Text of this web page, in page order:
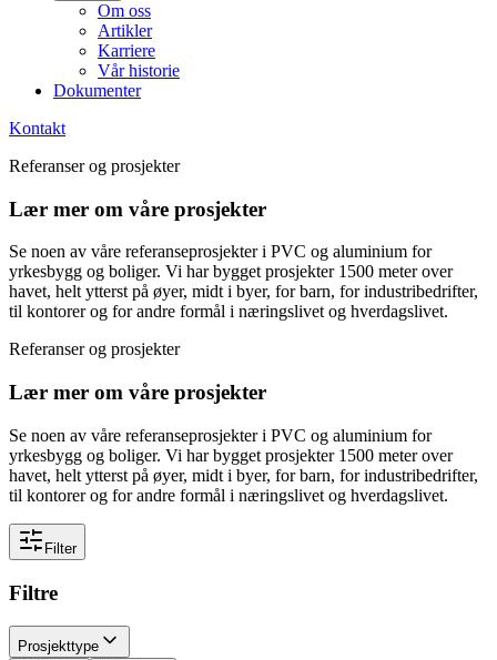
Om oss
Artikler
Karriere
Vår historie
Dokumenter
Kontakt
Referanser og prosjekter
Lær mer om våre prosjekter
Se noen av våre referanseprosjekter i PVC og aluminium for
yrkesbygg og boliger. Vi har bygget prosjekter 1500 meter over
havet, helt ytterst på øyer, midt i byer, for barn, for industribedrifter,
til kontorer og for andre formål i næringslivet og hverdagslivet.
Referanser og prosjekter
Lær mer om våre prosjekter
Se noen av våre referanseprosjekter i PVC og aluminium for
yrkesbygg og boliger. Vi har bygget prosjekter 1500 meter over
havet, helt ytterst på øyer, midt i byer, for barn, for industribedrifter,
til kontorer og for andre formål i næringslivet og hverdagslivet.
Filter
Filtre
Prosjekttype